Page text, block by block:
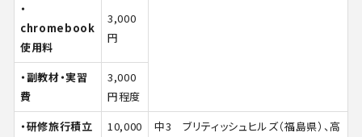
・
chromebook
使用料
3,000
円
・副教材・実習
費
3,000
円程度
・研修旅行積立
10,000
中3 ブリティッシュヒルズ（福島県）、高